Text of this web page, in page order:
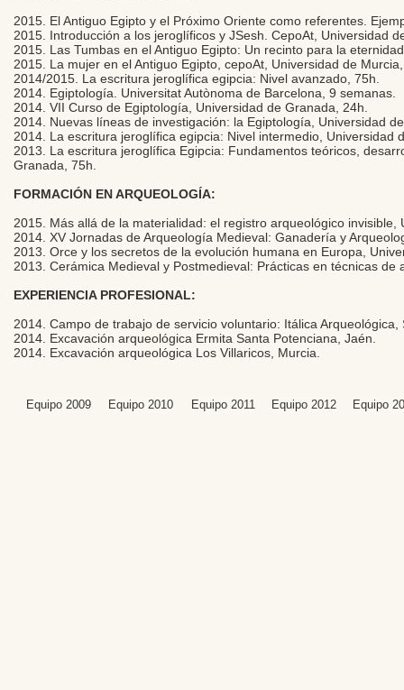
2015. El Antiguo Egipto y el Próximo Oriente como referentes.
2015. Introducción a los jeroglíficos y JSesh. CepoAt, Universidad
2015. Las Tumbas en el Antiguo Egipto: Un recinto para la
2015. La mujer en el Antiguo Egipto, cepoAt, Universidad de
2014/2015. La escritura jeroglífica egipcia: Nivel avanzado, 75h.
2014. Egiptología. Universitat Autònoma de Barcelona, 9 semanas.
2014. VII Curso de Egiptología, Universidad de Granada, 24h.
2014. Nuevas líneas de investigación: la Egiptología, Universidad
2014. La escritura jeroglífica egipcia: Nivel intermedio, Universidad
2013. La escritura jeroglífica Egipcia: Fundamentos teóricos,
Granada, 75h.
FORMACIÓN EN ARQUEOLOGÍA:
2015. Más allá de la materialidad: el registro arqueológico invisible,
2014. XV Jornadas de Arqueología Medieval: Ganadería y
2013. Orce y los secretos de la evolución humana en Europa,
2013. Cerámica Medieval y Postmedieval: Prácticas en técnicas
EXPERIENCIA PROFESIONAL:
2014. Campo de trabajo de servicio voluntario: Itálica Arqueológica,
2014. Excavación arqueológica Ermita Santa Potenciana, Jaén.
2014. Excavación arqueológica Los Villaricos, Murcia.
Equipo 2009 Equipo 2010 Equipo 2011 Equipo 2012 Equipo